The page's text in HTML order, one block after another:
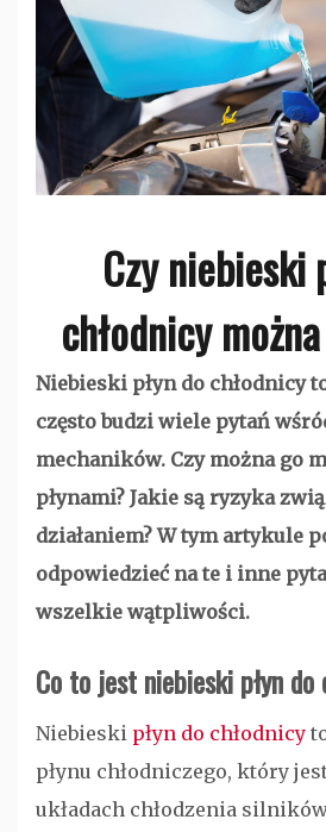
Czy niebieski
chłodnicy
Niebieski płyn do chłodnicy
często budzi wiele pytań
mechaników. Czy można go
płynami? Jakie są ryzyka
działaniem? W tym artykule
odpowiedzieć na te i inne
wszelkie wątpliwości.
Co to jest niebieski płyn do
Niebieski płyn do chłodnicy
płynu chłodniczego, który
układach chłodzenia